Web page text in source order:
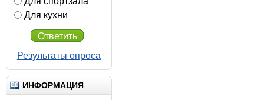
Для кухни
Ответить
Результаты опроса
ИНФОРМАЦИЯ